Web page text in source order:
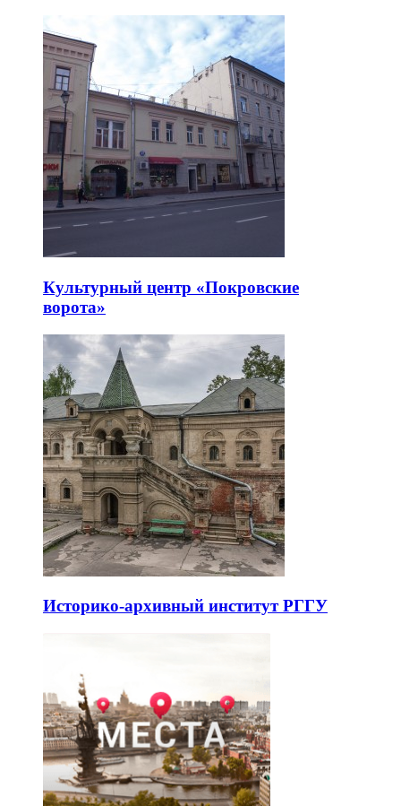
Культурный центр «Покровские
ворота»
Историко-архивный институт РГГУ